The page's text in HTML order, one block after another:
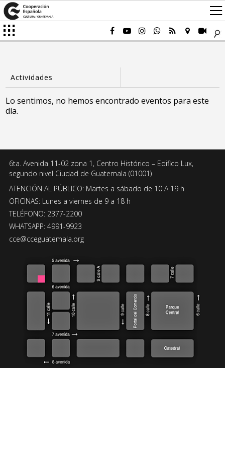
Lo sentimos, no hemos encontrado eventos para este
día.
6ta. Avenida 11-02 zona 1, Centro Histórico – Edifico Lux,
segundo nivel Ciudad de Guatemala (01001)
ATENCIÓN AL PÚBLICO: Martes a sábado de 10 A 19 h
OFICINAS: Lunes a viernes de 9 a 18 h
TELÉFONO: 2377-2200
WHATSAPP: 4991-9923
cce@cceguatemala.org